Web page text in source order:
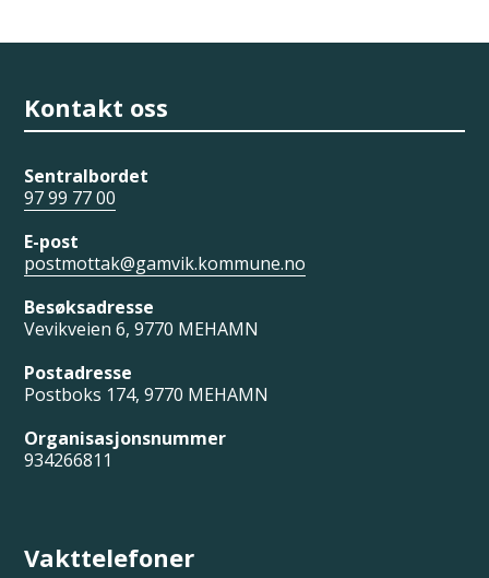
Kontakt oss
Sentralbordet
97 99 77 00
E-post
postmottak@gamvik.kommune.no
Besøksadresse
Vevikveien 6, 9770 MEHAMN
Postadresse
Postboks 174, 9770 MEHAMN
Organisasjonsnummer
934266811
Vakttelefoner